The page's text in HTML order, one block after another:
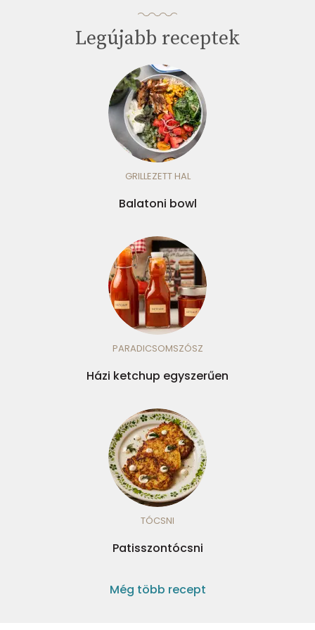
Legújabb receptek
GRILLEZETT HAL
Balatoni bowl
PARADICSOMSZÓSZ
Házi ketchup egyszerűen
TÓCSNI
Patisszontócsni
Még több recept